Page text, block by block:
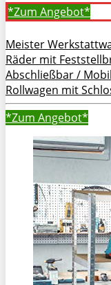
*Zum Angebot*
Meister
Räder mit
Abschließbar /
Rollwagen mit
*Zum Angebot*